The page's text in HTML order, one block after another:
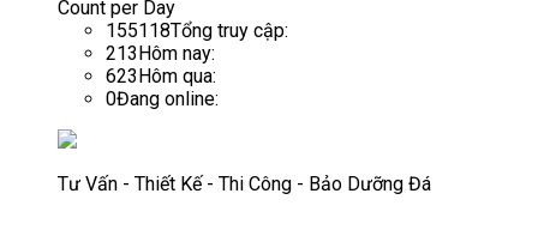
Count per Day
155118Tổng truy cập:
213Hôm nay:
623Hôm qua:
0Đang online:
Tư Vấn - Thiết Kế - Thi Công - Bảo Dưỡng Đá